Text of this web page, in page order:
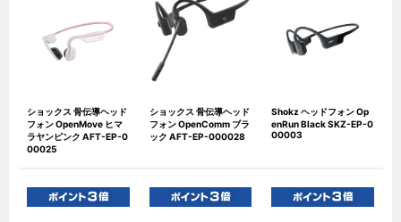
ショックス 骨伝導ヘッド
フォン OpenMove ヒマ
ラヤンピンク AFT-EP-0
00025
ショックス 骨伝導ヘッド
フォン OpenComm ブラ
ック AFT-EP-000028
Shokz ヘッドフォン Op
enRun Black SKZ-EP-0
00003